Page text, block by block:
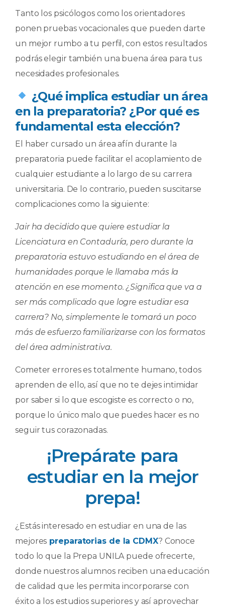
Tanto los psicólogos como los orientadores
ponen pruebas vocacionales que pueden darte
un mejor rumbo a tu perfil, con estos resultados
podrás elegir también una buena área para tus
necesidades profesionales.
​ ¿Qué implica estudiar un área
en la preparatoria? ¿Por qué es
fundamental esta elección?
El haber cursado un área afín durante la
preparatoria puede facilitar el acoplamiento de
cualquier estudiante a lo largo de su carrera
universitaria. De lo contrario, pueden suscitarse
complicaciones como la siguiente:
Jair ha decidido que quiere estudiar la
Licenciatura en Contaduría, pero durante la
preparatoria estuvo estudiando en el área de
humanidades porque le llamaba más la
atención en ese momento. ¿Significa que va a
ser más complicado que logre estudiar esa
carrera? No, simplemente le tomará un poco
más de esfuerzo familiarizarse con los formatos
del área administrativa.
Cometer errores es totalmente humano, todos
aprenden de ello, así que no te dejes intimidar
por saber si lo que escogiste es correcto o no,
porque lo único malo que puedes hacer es no
seguir tus corazonadas.
¡Prepárate para
estudiar en la mejor
prepa!
¿Estás interesado en estudiar en una de las
mejores preparatorias de la CDMX? Conoce
todo lo que la Prepa UNILA puede ofrecerte,
donde nuestros alumnos reciben una educación
de calidad que les permita incorporarse con
éxito a los estudios superiores y así aprovechar